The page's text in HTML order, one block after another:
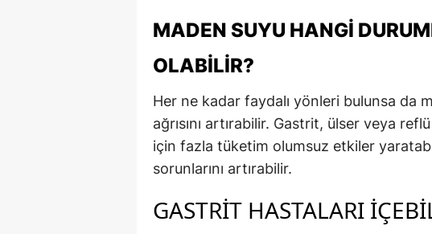
MADEN SUYU HANGI
OLABILIR?
Her ne kadar faydalı yönleri bulunsa da
ağrısını artırabilir. Gastrit, ülser veya
için fazla tüketim olumsuz etkiler
sorunlarını artırabilir.
GASTRIT HASTALARI